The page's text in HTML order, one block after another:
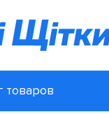
товаров